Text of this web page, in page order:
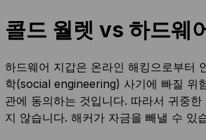
콜드 월렛 vs 하드웨
하드웨어 지갑은 온라인 해킹으로부터
학(social engineering) 사기에 빠질 위
관에 동의하는 것입니다. 따라서 귀중
지 않습니다. 해커가 자금을 빼낼 수 있